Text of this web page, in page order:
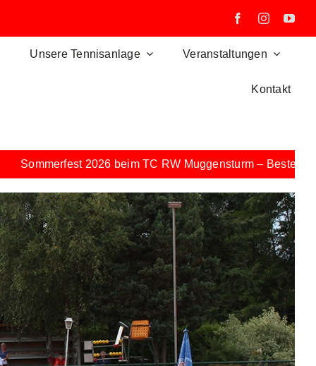
Unsere Tennisanlage Veranstaltungen
Kontakt
beim TC RW Muggensturm – Beste Stimmung bei